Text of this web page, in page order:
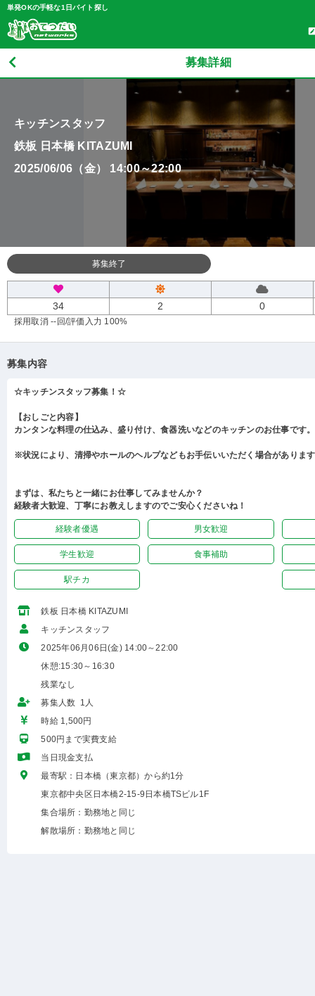
単発OKの手軽な1日バイト探し
募集詳細
キッチンスタッフ
鉄板 日本橋 KITAZUMI
2025/06/06（金） 14:00～22:00
募集終了
34 2 0
採用取消 --回/評価入力 100%
募集内容
☆キッチンスタッフ募集！☆
【おしごと内容】
カンタンな料理の仕込み、盛り付け、食器洗いなどのキッチンのお仕事です。
※状況により、清掃やホールのヘルプなどもお手伝いいただく場合がありま
まずは、私たちと一緒にお仕事してみませんか？
経験者大歓迎、丁寧にお教えしますのでご安心くださいね！
経験者優遇 男女歓迎
学生歓迎 食事補助
駅チカ
鉄板 日本橋 KITAZUMI
キッチンスタッフ
2025年06月06日(金) 14:00～22:00
休憩:15:30～16:30
残業なし
募集人数 1人
時給 1,500円
500円まで実費支給
当日現金支払
最寄駅：日本橋（東京都）から約1分
東京都中央区日本橋2-15-9日本橋TSビル1F
集合場所：勤務地と同じ
解散場所：勤務地と同じ